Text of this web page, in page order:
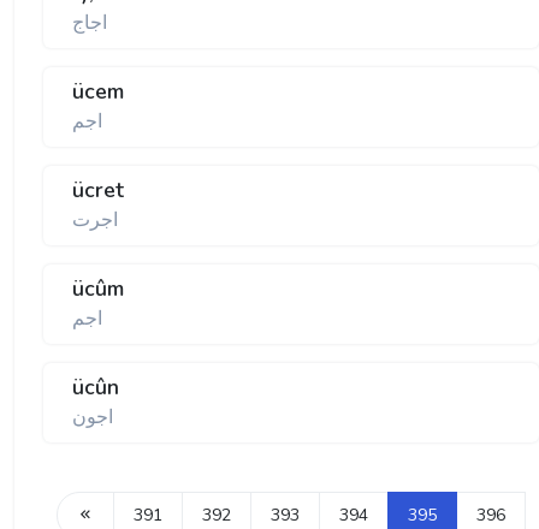
اجاج
ücem
اجم
ücret
اجرت
ücûm
اجم
ücûn
اجون
391 392 393 394 395 396